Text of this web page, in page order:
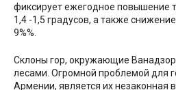
фиксирует ежегодное повышение
1,4 -1,5 градусов, а также
9%%.
Склоны гор, окружающие
лесами. Огромной проблемой для
Армении, является их незаконная